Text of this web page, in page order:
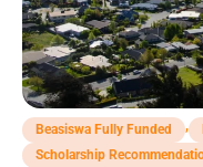
Beasiswa Fully Funded ,
Scholarship